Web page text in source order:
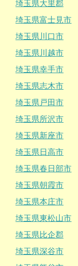
埼玉県大里郡
埼玉県富士見市
埼玉県川口市
埼玉県川越市
埼玉県幸手市
埼玉県志木市
埼玉県戸田市
埼玉県所沢市
埼玉県新座市
埼玉県日高市
埼玉県春日部市
埼玉県朝霞市
埼玉県本庄市
埼玉県東松山市
埼玉県比企郡
埼玉県深谷市